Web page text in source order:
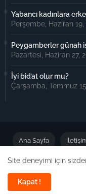
Yabancı kadınlara
Perşembe, Haziran 19,
Peygamberler günah
Pazartesi, Haziran 27,
İyi bid’at olur mu?
Çarşamba, Temmuz
Dizayn -
Ana Sayfa
Önemli Duyuru
Site deneyimi için
Kapat !